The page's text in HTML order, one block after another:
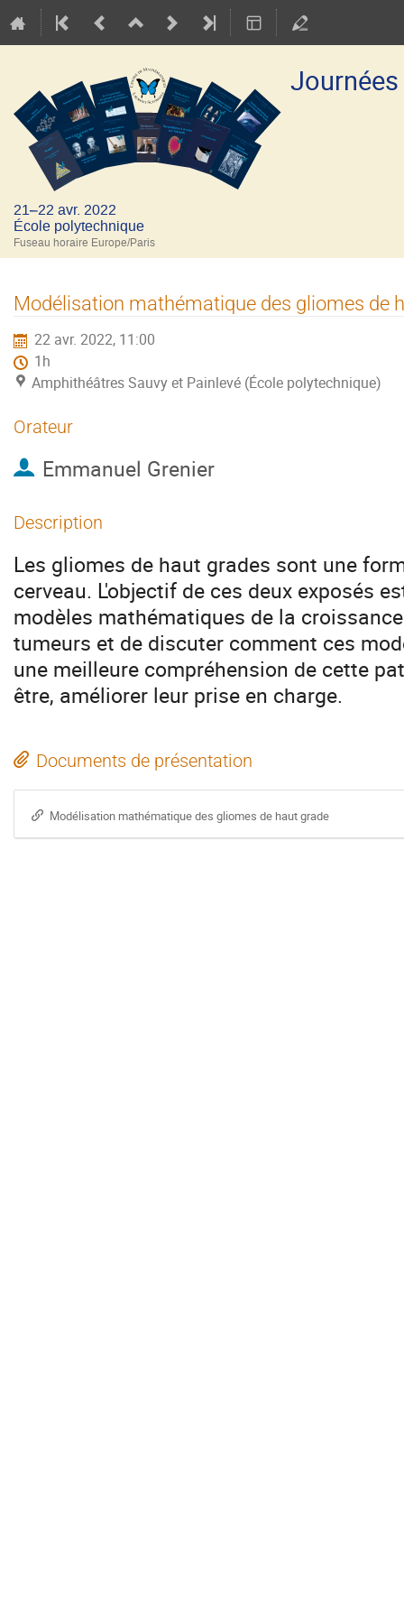
21–22 avr. 2022
École polytechnique
Fuseau horaire Europe/Paris
Modélisation mathématique des gliomes de
22 avr. 2022, 11:00
1h
Amphithéâtres Sauvy et Painlevé (École polytechnique)
Orateur
Emmanuel Grenier
Description
Les gliomes de haut grades sont une
cerveau. L'objectif de ces deux exposés
modèles mathématiques de la
tumeurs et de discuter comment ces
une meilleure compréhension de cette
être, améliorer leur prise en charge.
Documents de présentation
Modélisation mathématique des gliomes de haut grade